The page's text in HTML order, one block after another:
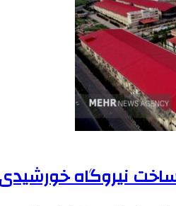
نیروگاه